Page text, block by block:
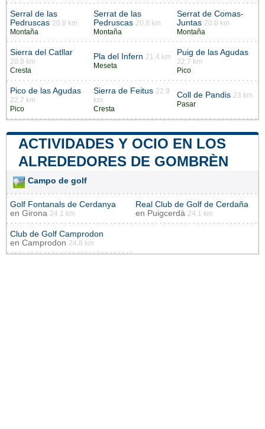
Serral de las
Pedruscas 20.8 km
Montaña
Serrat de las
Pedruscas 20.8 km
Montaña
Serrat de Comas-
Juntas 20.8 km
Montaña
Sierra del Catllar
20.8 km
Cresta
Pla del Infern 21.4 km
Meseta
Puig de las Agudas
22.7 km
Pico
Pico de las Agudas
22.7 km
Pico
Sierra de Feitus 22.9
km
Cresta
Coll de Pandis 23 km
Pasar
ACTIVIDADES Y OCIO EN LOS
ALREDEDORES DE GOMBRÈN
Campo de golf
Golf Fontanals de Cerdanya
en Girona 24.1 km
Real Club de Golf de Cerdaña
en Puigcerdà 24.1 km
Club de Golf Camprodon
en Camprodon 24.8 km